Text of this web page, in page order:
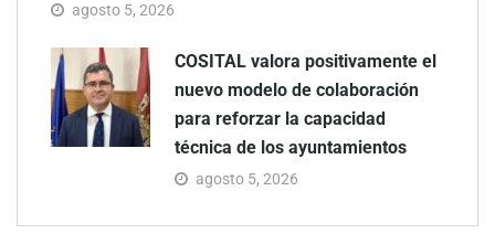
agosto 5, 2026
COSITAL valora positivamente el
nuevo modelo de colaboración
para reforzar la capacidad
técnica de los ayuntamientos
agosto 5, 2026